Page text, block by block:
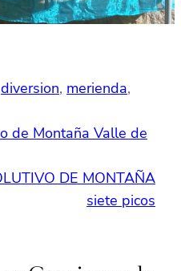
diversion, merienda
de Montaña Valle de
DE MONTAÑA
siete picos